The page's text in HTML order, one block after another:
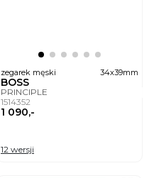
zegarek męski 34x39mm
BOSS
PRINCIPLE
1514352
1 090,-
12 wersji